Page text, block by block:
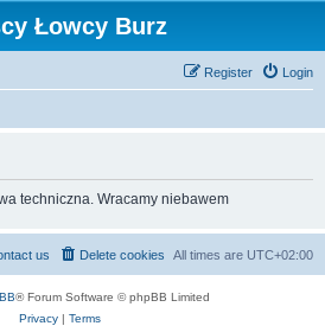
Łowcy Burz
Login
Register
techniczna. Wracamy niebawem
All times are UTC+02:00
Delete cookies
us
® Forum Software © phpBB Limited
Privacy| Terms